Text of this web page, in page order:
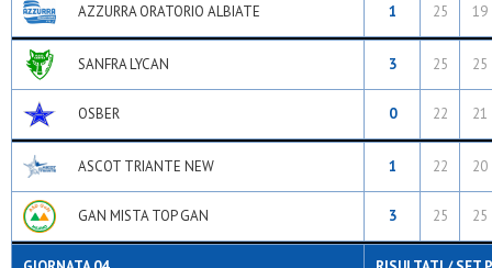
AZZURRA ORATORIO ALBIATE 1 25 19
SANFRA LYCAN 3 25 25
OSBER 0 22 21
ASCOT TRIANTE NEW 1 22 20
GAN MISTA TOP GAN 3 25 25